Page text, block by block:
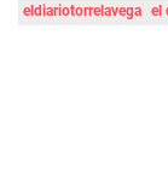
eldiariotorrelavega el